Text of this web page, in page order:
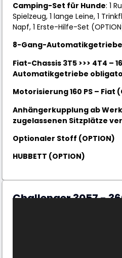
Camping-Set für Hunde: 1
Spielzeug, 1 lange Leine, 1
Napf, 1 Erste-Hilfe-Set
8-Gang-Automatikgetriebe
Fiat-Chassis 3T5 >>> 4T4 –
Automatikgetriebe
Motorisierung 160 PS – Fiat
Anhängerkupplung ab
zugelassenen Sitzplätze
Optionaler Stoff (OPTION)
HUBBETT (OPTION)
Challenger 3057 -